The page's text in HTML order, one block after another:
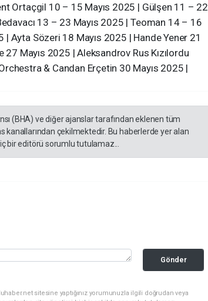
Ortaçgil 10 – 15 Mayıs 2025 | Gülşen 11 – 22
13 – 23 Mayıs 2025 | Teoman 14 – 16
Ayta Sözeri 18 Mayıs 2025 | Hande Yener 21
27 Mayıs 2025 | Aleksandrov Rus Kızılordu
& Candan Erçetin 30 Mayıs 2025 |
(BHA) ve diğer ajanslar tarafından eklenen tüm
çekilmektedir. Bu haberlerde yer alan
bir editörü sorumlu tutulamaz...
Gönder
sitesine yaptığınız yorumunuzla ilgili doğrudan veya